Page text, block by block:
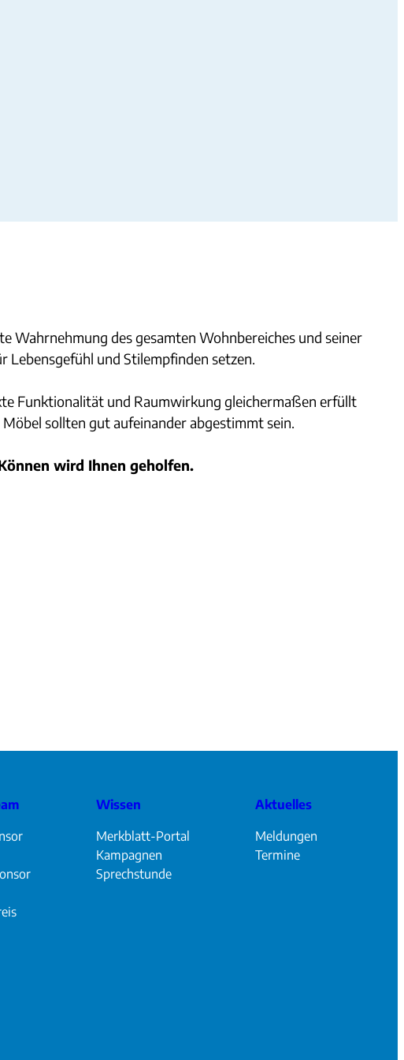
Wahrnehmung des gesamten Wohnbereiches und seiner
Lebensgefühl und Stilempfinden setzen.
Funktionalität und Raumwirkung gleichermaßen erfüllt
sollten gut aufeinander abgestimmt sein.
wird Ihnen geholfen.
Wissen
Merkblatt-Portal
Kampagnen
Sprechstunde
Aktuelles
Meldungen
Termine